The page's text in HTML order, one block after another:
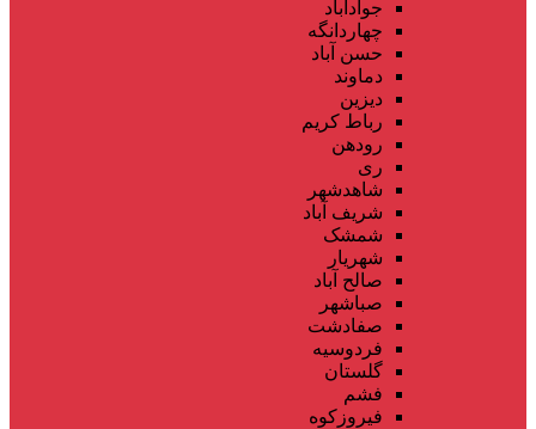
جوادآباد
چهاردانگه
حسن آباد
دماوند
دیزین
رباط کریم
رودهن
ری
شاهدشهر
شریف آباد
شمشک
شهریار
صالح آباد
صباشهر
صفادشت
فردوسیه
گلستان
فشم
فیروزکوه